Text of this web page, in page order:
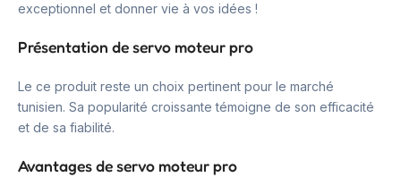
exceptionnel et donner vie à vos idées !
Présentation de servo moteur pro
Le ce produit reste un choix pertinent pour le marché
tunisien. Sa popularité croissante témoigne de son efficacité
et de sa fiabilité.
Avantages de servo moteur pro